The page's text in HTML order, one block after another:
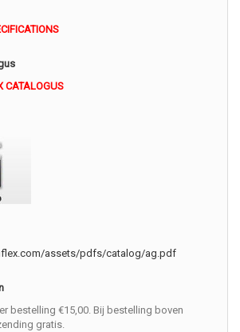
CATALOGUS
assets/pdfs/catalog/ag.pdf
bestelling €15,00. Bij bestelling boven
gratis.